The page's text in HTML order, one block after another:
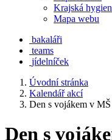
Krajská
Mapa webu
bakaláři
teams
jídelníček
Úvodní stránka
Kalendář akcí
Den s vojákem v MŠ
Den s